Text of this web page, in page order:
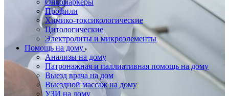
Онкомаркеры
Профили
Химико-токсикологические
Цитологические
Электролиты и микроэлементы
Помощь на дому
Анализы на дому
Патронажная и паллиативная помощь на дому
Выезд врача на дом
Выездной массаж на дому
УЗИ на дому